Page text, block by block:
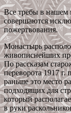
Все требы в нашем
совершаются
пожертвования.
Монастырь
живописнейших
По рассказам
переворота 1917
раньше это место
подходящих для
который
в руки